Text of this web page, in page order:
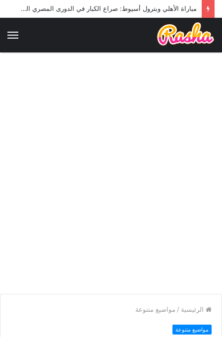
مباراة الأهلي وبترول أسيوط: صراع الكبار في الدورى المصري الممتاز
الرئيسية / مواضيع متنوعة
مواضيع متنوعة